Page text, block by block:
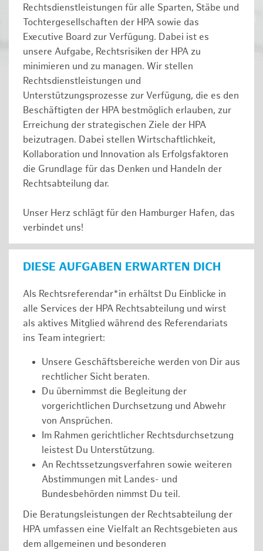
Rechtsdienstleistungen für alle Sparten, Stäbe und
Tochtergesellschaften der HPA sowie das
Executive Board zur Verfügung. Dabei ist es
unsere Aufgabe, Rechtsrisiken der HPA zu
minimieren und zu managen. Wir stellen
Rechtsdienstleistungen und
Unterstützungsprozesse zur Verfügung, die es den
Beschäftigten der HPA bestmöglich erlauben, zur
Erreichung der strategischen Ziele der HPA
beizutragen. Dabei stellen Wirtschaftlichkeit,
Kollaboration und Innovation als Erfolgsfaktoren
die Grundlage für das Denken und Handeln der
Rechtsabteilung dar.
Unser Herz schlägt für den Hamburger Hafen, das
verbindet uns!
DIESE AUFGABEN ERWARTEN DICH
Als Rechtsreferendar*in erhältst Du Einblicke in
alle Services der HPA Rechtsabteilung und wirst
als aktives Mitglied während des Referendariats
ins Team integriert:
Unsere Geschäftsbereiche werden von Dir aus
rechtlicher Sicht beraten.
Du übernimmst die Begleitung der
vorgerichtlichen Durchsetzung und Abwehr
von Ansprüchen.
Im Rahmen gerichtlicher Rechtsdurchsetzung
leistest Du Unterstützung.
An Rechtssetzungsverfahren sowie weiteren
Abstimmungen mit Landes- und
Bundesbehörden nimmst Du teil.
Die Beratungsleistungen der Rechtsabteilung der
HPA umfassen eine Vielfalt an Rechtsgebieten aus
dem allgemeinen und besonderen